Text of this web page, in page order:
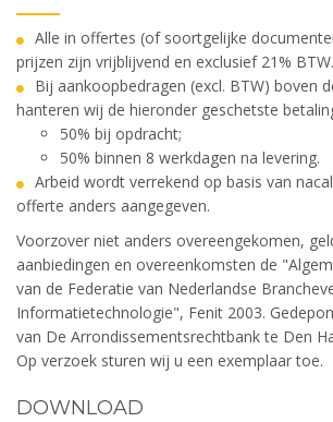
Alle in offertes (of soortgelijke
prijzen zijn vrijblijvend en exclusief 21% BTW.
Bij aankoopbedragen (excl. BTW) boven
hanteren wij de hieronder geschetste
50% bij opdracht;
50% binnen 8 werkdagen na levering.
Arbeid wordt verrekend op basis van
offerte anders aangegeven.
Voorzover niet anders overeengekomen,
aanbiedingen en overeenkomsten de
van de Federatie van Nederlandse
Informatietechnologie", Fenit 2003.
van De Arrondissementsrechtbank te Den
Op verzoek sturen wij u een exemplaar toe.
DOWNLOAD